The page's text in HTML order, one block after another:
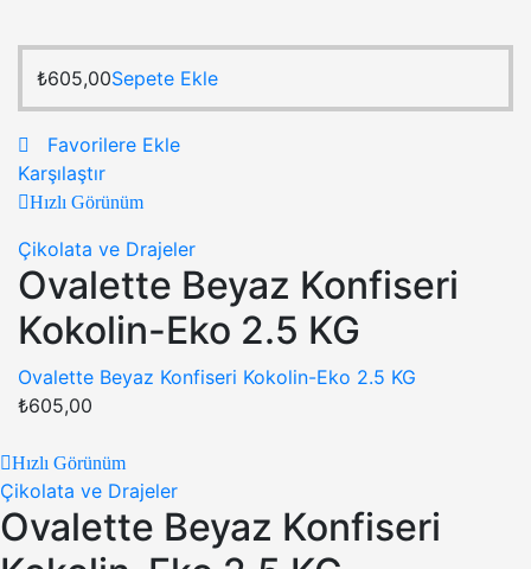
₺605,00Sepete Ekle
Favorilere Ekle
Karşılaştır
Hızlı Görünüm
Çikolata ve Drajeler
Ovalette Beyaz Konfiseri
Kokolin-Eko 2.5 KG
Ovalette Beyaz Konfiseri Kokolin-Eko 2.5 KG
₺605,00
Hızlı Görünüm
Çikolata ve Drajeler
Ovalette Beyaz Konfiseri